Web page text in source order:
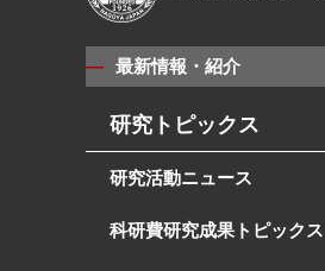
最新情報・紹介
研究トピックス
研究活動ニュース
科研費研究成果トピックス